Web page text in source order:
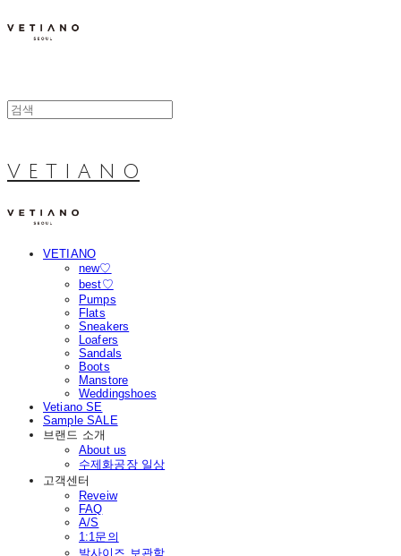
V E T I A N O
VETIANO
new♡
best♡
Pumps
Flats
Sneakers
Loafers
Sandals
Boots
Manstore
Weddingshoes
Vetiano SE
Sample SALE
브랜드 소개
About us
수제화공장 일상
고객센터
Reveiw
FAQ
A/S
1:1문의
발사이즈 보관함